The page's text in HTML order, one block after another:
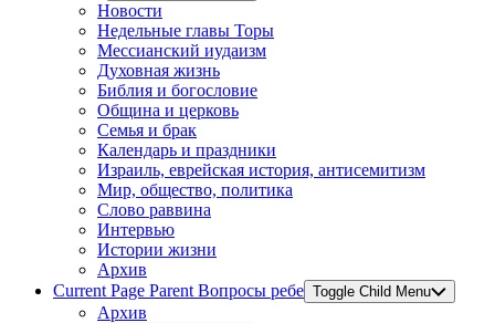
Новости
Недельные главы Торы
Мессианский иудаизм
Духовная жизнь
Библия и богословие
Община и церковь
Семья и брак
Календарь и праздники
Израиль, еврейская история, антисемитизм
Мир, общество, политика
Слово раввина
Интервью
Истории жизни
Архив
Current Page Parent Вопросы ребе Toggle Child Menu
Архив